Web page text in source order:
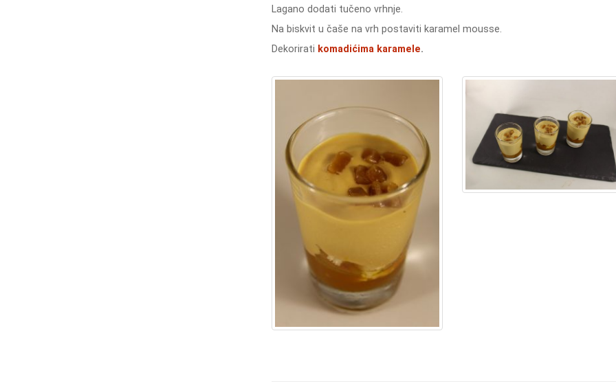
Lagano dodati tučeno vrhnje.
Na biskvit u čaše na vrh postaviti karamel mousse.
Dekorirati komadićima karamele.